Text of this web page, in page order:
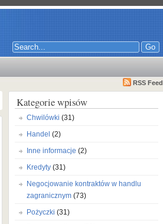
RSS Feed
Kategorie wpisów
Chwilówki (31)
Handel (2)
Inne informacje (2)
Kredyty (31)
Negocjowanie kontraktów w handlu
zagranicznym (73)
Pożyczki (31)